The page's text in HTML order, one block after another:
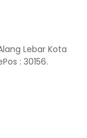
Lebar Kota
: 30156.